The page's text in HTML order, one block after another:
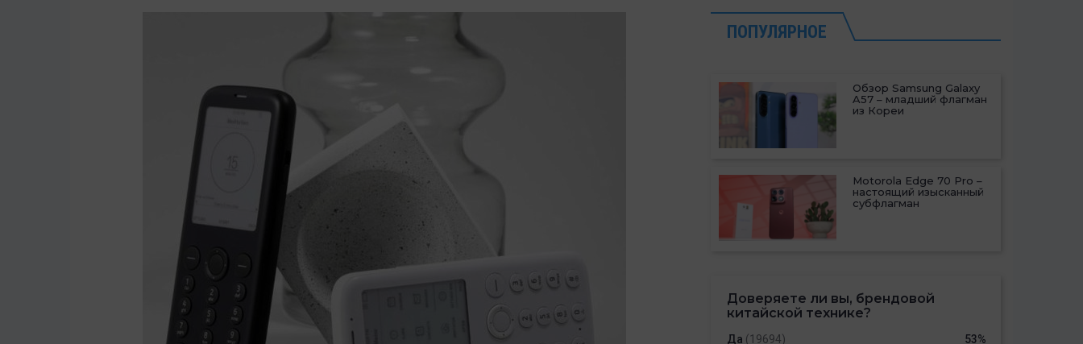
ПОПУЛЯРНОЕ
Обзор Samsung Galaxy
A57 – младший флагман
из Кореи
Motorola Edge 70 Pro –
настоящий изысканный
субфлагман
Доверяете ли вы, брендовой
китайской технике?
Да (19694) 53%